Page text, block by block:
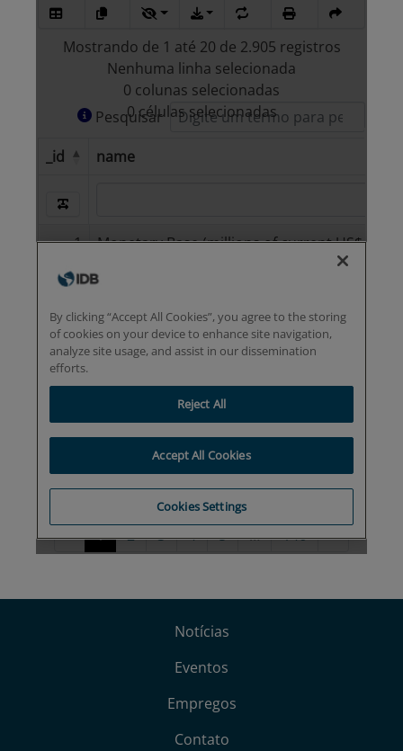
Notícias
Eventos
Empregos
Contato